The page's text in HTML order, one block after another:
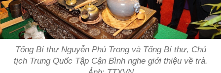
Tổng Bí thư Nguyễn Phú Trọng và Tổng Bí thư, Chủ
tịch Trung Quốc Tập Cận Bình nghe giới thiệu về trà.